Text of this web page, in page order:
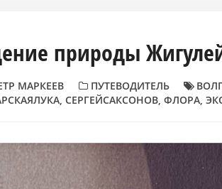
природы
МАРКЕЕВ ПУТЕВОДИТЕЛЬ
, СЕРГЕЙСАКСОНОВ, ФЛОРА,